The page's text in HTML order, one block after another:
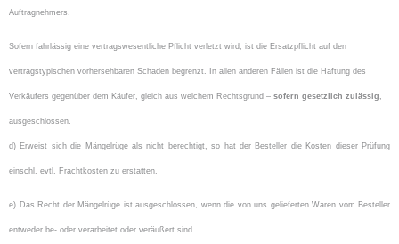
Auftragnehmers.
Sofern fahrlässig eine vertragswesentliche Pflicht verletzt wird, ist die Ersatzpflicht auf den
vertragstypischen vorhersehbaren Schaden begrenzt. In allen anderen Fällen ist die Haftung des
Verkäufers gegenüber dem Käufer, gleich aus welchem Rechtsgrund – sofern gesetzlich zulässig ,
ausgeschlossen.
d) Erweist sich die Mängelrüge als nicht berechtigt, so hat der Besteller die Kosten dieser Prüfung
einschl. evtl. Frachtkosten zu erstatten.
e) Das Recht der Mängelrüge ist ausgeschlossen, wenn die von uns gelieferten Waren vom Besteller
entweder be- oder verarbeitet oder veräußert sind.